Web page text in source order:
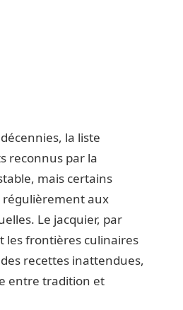
la liste
reconnus par la
mais certains
aux
Le jacquier, par
les frontières culinaires
des recettes inattendues,
entre tradition et